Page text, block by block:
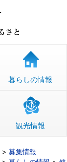
暮らしの情報
観光情報
募集情報